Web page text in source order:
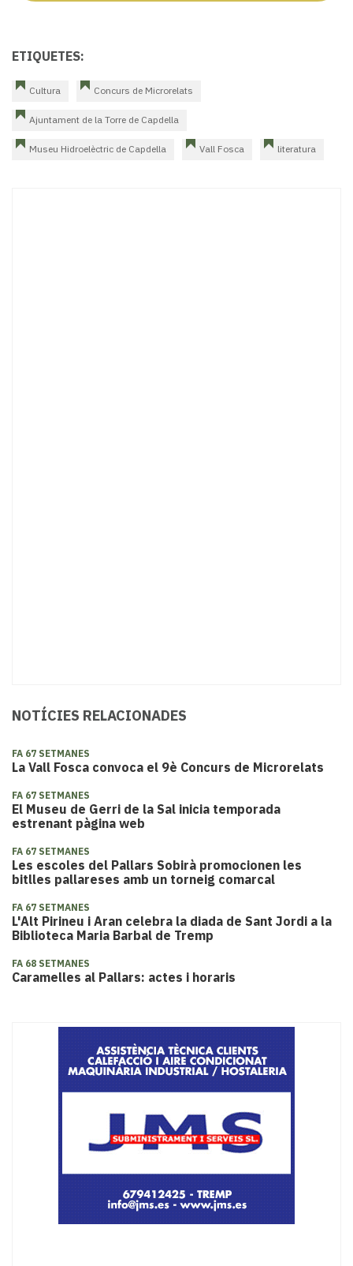
ETIQUETES:
Cultura Concurs de Microrelats
Ajuntament de la Torre de Capdella
Museu Hidroelèctric de Capdella Vall Fosca literatura
NOTÍCIES RELACIONADES
FA 67 SETMANES
​La Vall Fosca convoca el 9è Concurs de Microrelats
FA 67 SETMANES
El Museu de Gerri de la Sal inicia temporada
estrenant pàgina web
FA 67 SETMANES
Les escoles del Pallars Sobirà promocionen les
bitlles pallareses amb un torneig comarcal
FA 67 SETMANES
L'Alt Pirineu i Aran celebra la diada de Sant Jordi a la
Biblioteca Maria Barbal de Tremp
FA 68 SETMANES
Caramelles al Pallars: actes i horaris